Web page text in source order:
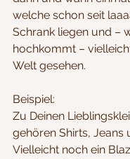
welche schon seit
Schrank liegen und –
hochkommt –
Welt gesehen.
Beispiel:
Zu Deinen
gehören Shirts, Jeans
Vielleicht noch ein